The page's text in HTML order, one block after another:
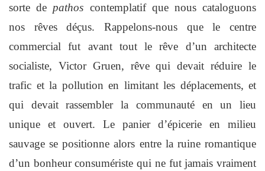
sorte depathos contemplatif que nous cataloguons
nos rêves déçus. Rappelons-nous que le centre
commercial fut avant tout le rêve d’un architecte
socialiste, Victor Gruen, rêve qui devait réduire le
trafic et la pollution en limitant les déplacements, et
qui devait rassembler la communauté en un lieu
unique et ouvert. Le panier d’épicerie en milieu
sauvage se positionne alors entre la ruine romantique
d’un bonheur consumériste qui ne fut jamais vraiment